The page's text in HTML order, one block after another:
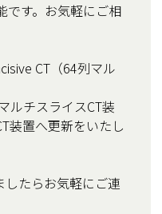
です。お気軽にご相
CT（64列マル
ルチスライスCT装
装置へ更新をいたし
たらお気軽にご連